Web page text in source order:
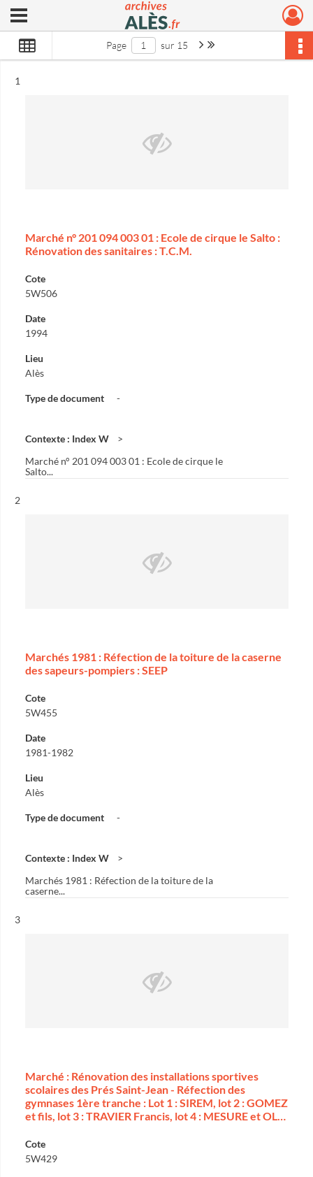
Archives municipales d'Alès
Ouvrir le menu déroulant
Page sur 15 Page suivante : 1/15
Résultat n°
1
Marché n° 201 094 003 01 : Ecole de cirque le Salto :
Rénovation des sanitaires : T.C.M.
Cote
5W506
Date
1994
Lieu
Alès
Type de document -
Contexte : Index W
Marché n° 201 094 003 01 : Ecole de cirque le
Salto...
Résultat n°
2
Marchés 1981 : Réfection de la toiture de la caserne
des sapeurs-pompiers : SEEP
Cote
5W455
Date
1981-1982
Lieu
Alès
Type de document -
Contexte : Index W
Marchés 1981 : Réfection de la toiture de la
caserne...
Résultat n°
3
Marché : Rénovation des installations sportives
scolaires des Prés Saint-Jean - Réfection des
gymnases 1ère tranche : Lot 1 : SIREM, lot 2 : GOMEZ
et fils, lot 3 : TRAVIER Francis, lot 4 : MESURE et OL…
Cote
5W429